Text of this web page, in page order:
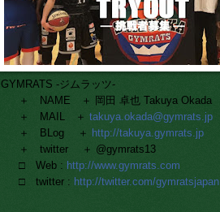
GYMRATS -ジムラッツ-
＋ NAME ＋ 岡田 卓也 Takuya Okada
＋ MAIL ＋ takuya.okada@gymrats.jp
＋ BLog ＋ http://takuya.gymrats.jp
＋ twitter ＋ @gymrats13
□ Web : http://www.gymrats.com
□ twitter : http://twitter.com/gymratsjapan